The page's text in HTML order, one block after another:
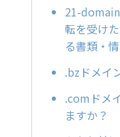
21-
転を受け
る書類・
.bzドメイ
.comドメ
ますか？